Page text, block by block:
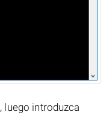
, luego introduzca